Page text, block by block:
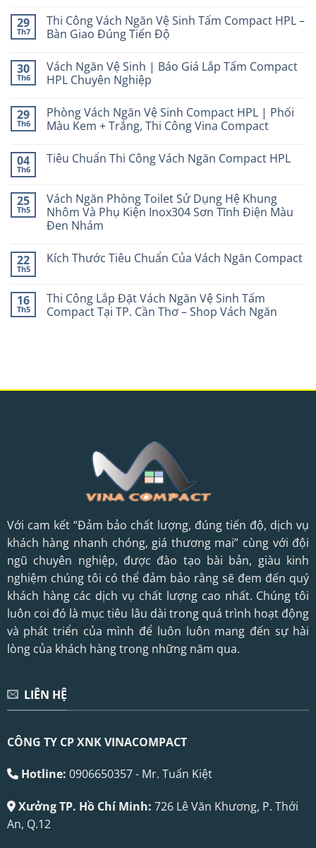
29
Th7
Thi Công Vách Ngăn Vệ Sinh Tấm Compact HPL –
Bàn Giao Đúng Tiến Độ
30
Th6
Vách Ngăn Vệ Sinh | Báo Giá Lắp Tấm Compact
HPL Chuyên Nghiệp
29
Th6
Phòng Vách Ngăn Vệ Sinh Compact HPL | Phối
Màu Kem + Trắng, Thi Công Vina Compact
04
Th6
Tiêu Chuẩn Thi Công Vách Ngăn Compact HPL
25
Th5
Vách Ngăn Phòng Toilet Sử Dụng Hệ Khung
Nhôm Và Phụ Kiện Inox304 Sơn Tĩnh Điện Màu
Đen Nhám
22
Th5
Kích Thước Tiêu Chuẩn Của Vách Ngăn Compact
16
Th5
Thi Công Lắp Đặt Vách Ngăn Vệ Sinh Tấm
Compact Tại TP. Cần Thơ – Shop Vách Ngăn
Với cam kết “Đảm bảo chất lượng, đúng tiến độ, dịch vụ
khách hàng nhanh chóng, giá thương mai” cùng với đội
ngũ chuyên nghiệp, được đào tạo bài bản, giàu kinh
nghiệm chúng tôi có thể đảm bảo rằng sẽ đem đến quý
khách hàng các dịch vụ chất lượng cao nhất. Chúng tôi
luôn coi đó là mục tiêu lâu dài trong quá trình hoạt động
và phát triển của mình để luôn luôn mang đến sự hài
lòng của khách hàng trong những năm qua.
LIÊN HỆ
CÔNG TY CP XNK VINACOMPACT
Hotline: 0906650357 - Mr. Tuấn Kiệt
Xưởng TP. Hồ Chí Minh: 726 Lê Văn Khương, P. Thới
An, Q.12